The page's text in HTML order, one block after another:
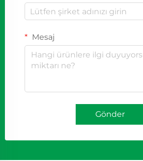
Mesaj
Gönder